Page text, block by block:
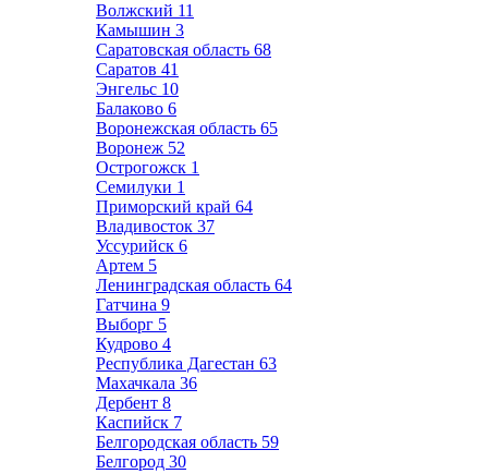
Волжский 11
Камышин 3
Саратовская область 68
Саратов 41
Энгельс 10
Балаково 6
Воронежская область 65
Воронеж 52
Острогожск 1
Семилуки 1
Приморский край 64
Владивосток 37
Уссурийск 6
Артем 5
Ленинградская область 64
Гатчина 9
Выборг 5
Кудрово 4
Республика Дагестан 63
Махачкала 36
Дербент 8
Каспийск 7
Белгородская область 59
Белгород 30